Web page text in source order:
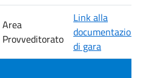
Area
Provveditorato
Link alla
documentazione
di gara